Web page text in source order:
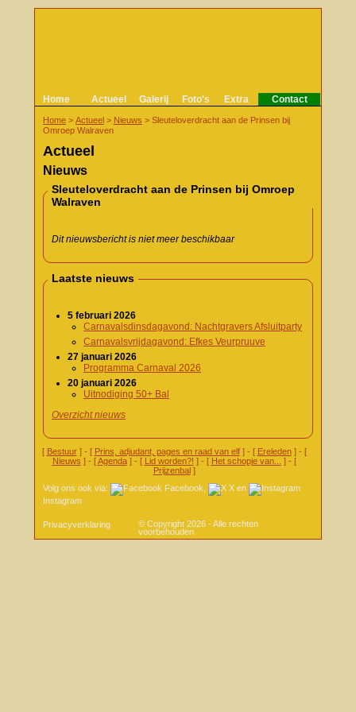
Home Actueel Galerij Foto's Extra Contact
Home > Actueel > Nieuws > Sleuteloverdracht aan de Prinsen bij
Omroep Walraven
Actueel
Nieuws
Sleuteloverdracht aan de Prinsen bij Omroep
Walraven
Dit nieuwsbericht is niet meer beschikbaar
Laatste nieuws
5 februari 2026
Carnavalsdinsdagavond: Nachtgravers Afsluitparty
Carnavalsvrijdagavond: Efkes Veurpruuve
27 januari 2026
Programma Carnaval 2026
20 januari 2026
Uitnodiging 50+ Bal
Overzicht nieuws
[ Bestuur] - [ Prins, adjudant, pages en raad van elf] - [ Ereleden] - [
Nieuws ] - [Agenda] - [ Lid worden?! ] - [ Het schopje van...
] - [
Prijzenbal]
Volg ons ook via:
Facebook X en
Instagram
Privacyverklaring
© Copyright 2026 - Alle rechten
voorbehouden